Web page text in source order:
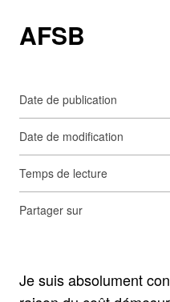
AFSB
Date de publication
Date de modification
Temps de lecture
Partager sur
Je suis absolument